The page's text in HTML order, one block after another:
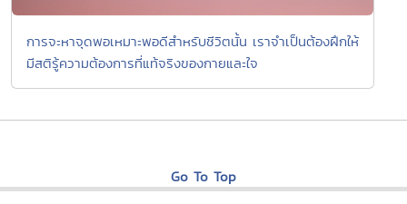
การจะหาจุดพอเหมาะพอดีสำหรับชีวิตนั้น เราจำเป็นต้องฝึกให้
มีสติรู้ความต้องการที่แท้จริงของกายและใจ
Go To Top